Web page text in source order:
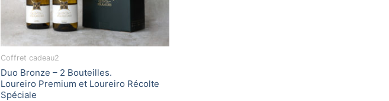
Coffret cadeau2
Duo Bronze – 2 Bouteilles.
Loureiro Premium et Loureiro Récolte
Spéciale